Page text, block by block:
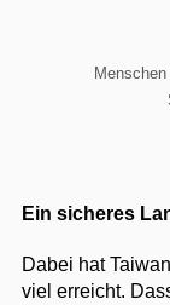
Ein sicheres
Dabei hat
viel erreicht.